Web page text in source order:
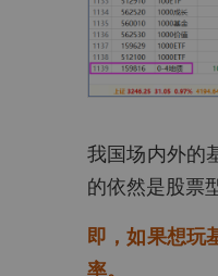
我国场内外的
的依然是股
即，如果想玩
率。